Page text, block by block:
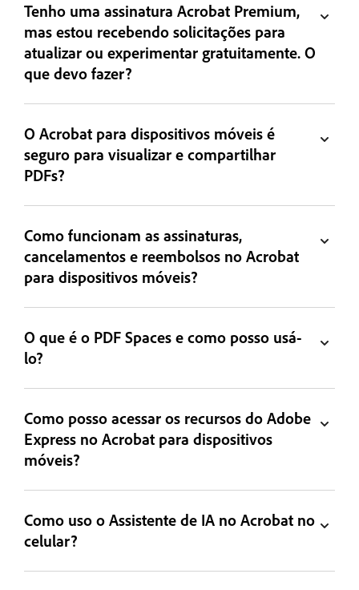
Tenho uma assinatura Acrobat Premium,
mas estou recebendo solicitações para
atualizar ou experimentar gratuitamente. O
que devo fazer?
O Acrobat para dispositivos móveis é
seguro para visualizar e compartilhar
PDFs?
Como funcionam as assinaturas,
cancelamentos e reembolsos no Acrobat
para dispositivos móveis?
O que é o PDF Spaces e como posso usá-
lo?
Como posso acessar os recursos do Adobe
Express no Acrobat para dispositivos
móveis?
Como uso o Assistente de IA no Acrobat no
celular?